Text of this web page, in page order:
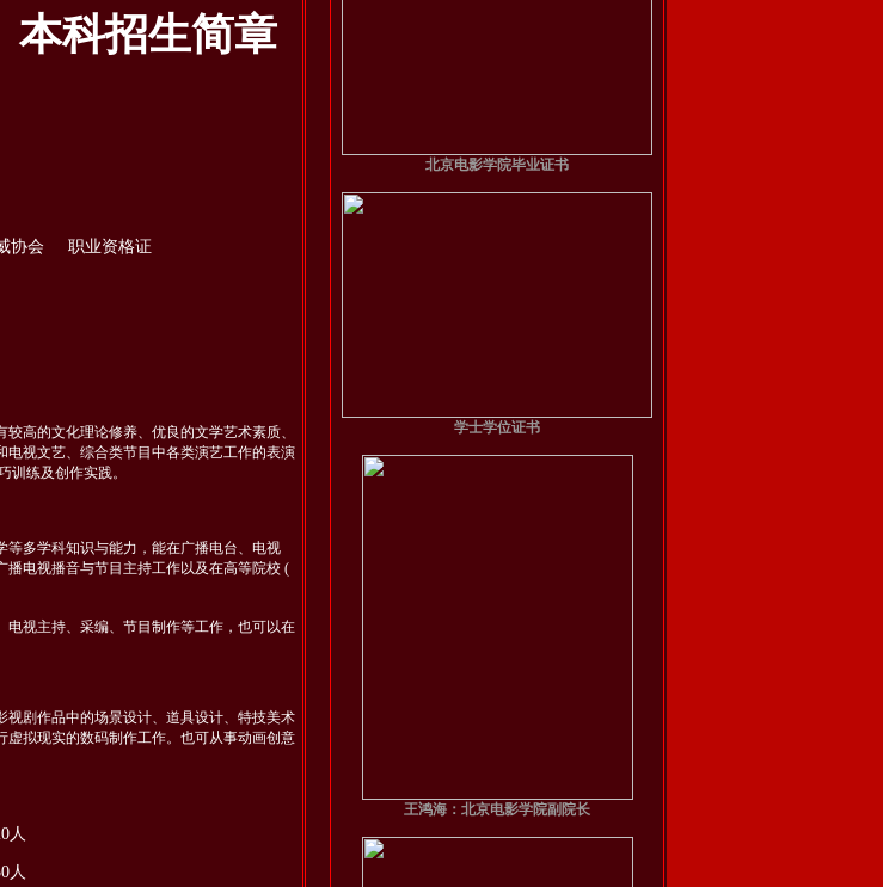
本科招生简章
威协会 职业资格证
高的文化理论修养、优良的文学艺术素质、
视文艺、综合类节目中各类演艺工作的表演
训练及创作实践。
多学科知识与能力，能在广播电台、电视
电视播音与节目主持工作以及在高等院校 (
视主持、采编、节目制作等工作，也可以在
剧作品中的场景设计、道具设计、特技美术
拟现实的数码制作工作。也可从事动画创意
人
人
北京电影学院毕业证书
学士学位证书
王鸿海：北京电影学院副院长